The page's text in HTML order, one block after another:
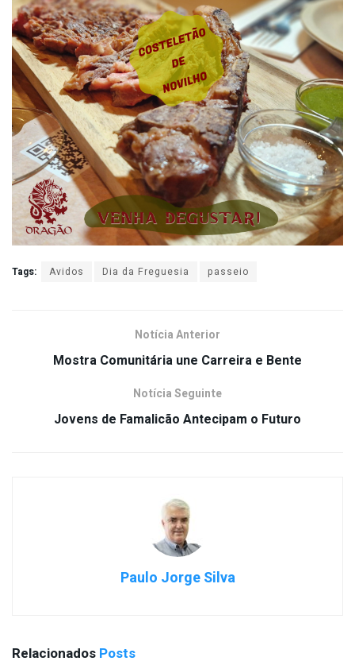
Tags: Avidos Dia da Freguesia passeio
Notícia Anterior
Mostra Comunitária une Carreira e Bente
Notícia Seguinte
Jovens de Famalicão Antecipam o Futuro
Paulo Jorge Silva
Relacionados Posts